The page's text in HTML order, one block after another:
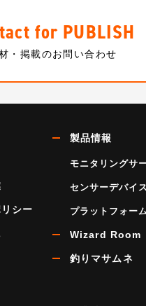
for PUBLISH
・掲載のお問い合わせ
シー
製品情報
モニタリングサ
センサーデバイス
プラットフォーム
Wizard Room
釣りマサムネ